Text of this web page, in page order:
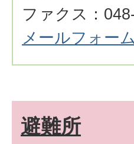
ファクス：
メールフォー
避難所